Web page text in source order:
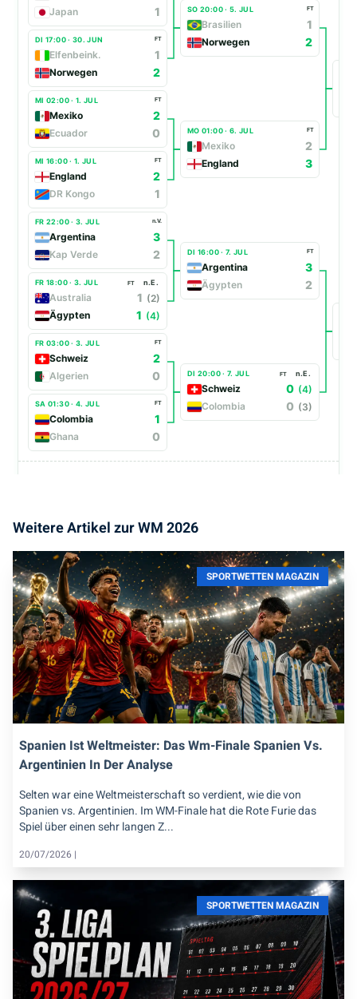
Weitere Artikel zur WM 2026
SPORTWETTEN MAGAZIN
Spanien Ist Weltmeister: Das Wm-Finale Spanien Vs.
Argentinien In Der Analyse
Selten war eine Weltmeisterschaft so verdient, wie die von
Spanien vs. Argentinien. Im WM-Finale hat die Rote Furie das
Spiel über einen sehr langen Z...
20/07/2026 |
SPORTWETTEN MAGAZIN